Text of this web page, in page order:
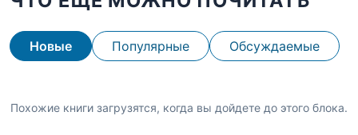
Новые Популярные Обсуждаемые
Похожие книги загрузятся, когда вы дойдете до этого блока.